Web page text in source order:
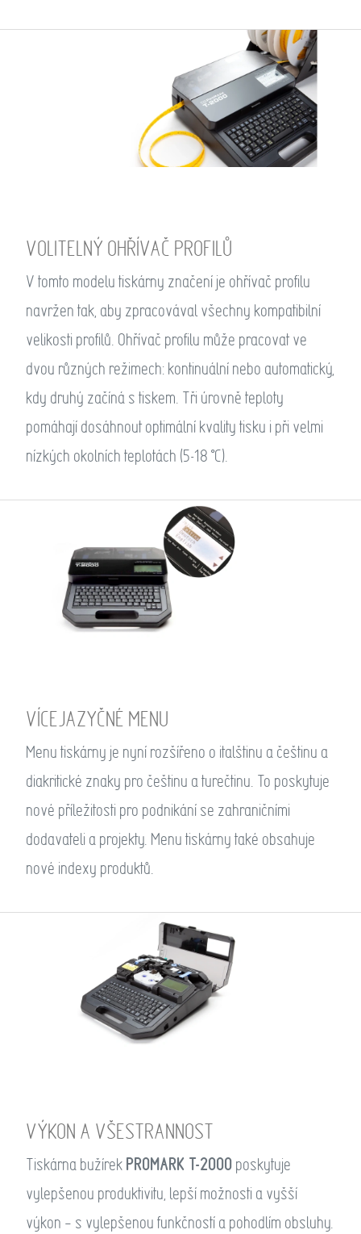
VOLITELNÝ OHŘÍVAČ PROFILŮ
V tomto modelu tiskárny značení je ohřívač profilu
navržen tak, aby zpracovával všechny kompatibilní
velikosti profilů. Ohřívač profilu může pracovat ve
dvou různých režimech: kontinuální nebo automatický,
kdy druhý začíná s tiskem. Tři úrovně teploty
pomáhají dosáhnout optimální kvality tisku i při velmi
nízkých okolních teplotách (5-18 °C).
VÍCEJAZYČNÉ MENU
Menu tiskárny je nyní rozšířeno o italštinu a češtinu a
diakritické znaky pro češtinu a turečtinu. To poskytuje
nové příležitosti pro podnikání se zahraničními
dodavateli a projekty. Menu tiskárny také obsahuje
nové indexy produktů.
VÝKON A VŠESTRANNOST
Tiskárna bužírek PROMARK T-2000 poskytuje
vylepšenou produktivitu, lepší možnosti a vyšší
výkon – s vylepšenou funkčností a pohodlím obsluhy.